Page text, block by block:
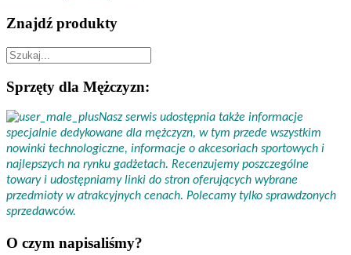
Znajdź produkty
Sprzęty dla Mężczyzn:
Nasz serwis udostępnia także informacje
specjalnie dedykowane dla mężczyzn, w tym przede wszystkim
nowinki technologiczne, informacje o akcesoriach sportowych i
najlepszych na rynku gadżetach. Recenzujemy poszczególne
towary i udostępniamy linki do stron oferujących wybrane
przedmioty w atrakcyjnych cenach. Polecamy tylko sprawdzonych
sprzedawców.
O czym napisaliśmy?